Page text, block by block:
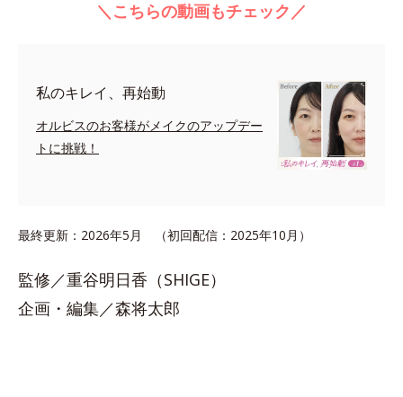
＼こちらの動画もチェック／
私のキレイ、再始動
オルビスのお客様がメイクのアップデー
トに挑戦！
最終更新：2026年5月 （初回配信：2025年10月）
監修／重谷明日香（SHIGE）
企画・編集／森将太郎